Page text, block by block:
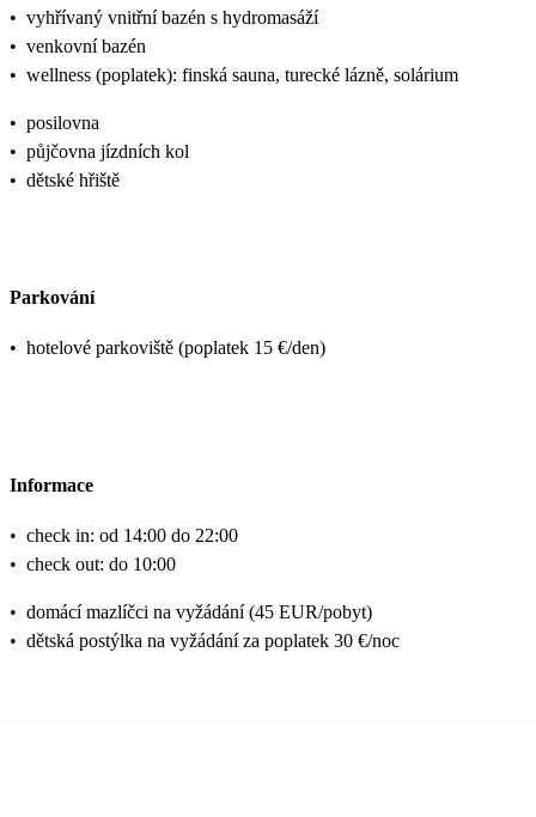
• vyhřívaný vnitřní bazén s hydromasáží
• venkovní bazén
• wellness (poplatek): finská sauna, turecké lázně, solárium
• posilovna
• půjčovna jízdních kol
• dětské hřiště
Parkování
• hotelové parkoviště (poplatek 15 €/den)
Informace
• check in: od 14:00 do 22:00
• check out: do 10:00
• domácí mazlíčci na vyžádání (45 EUR/pobyt)
• dětská postýlka na vyžádání za poplatek 30 €/noc